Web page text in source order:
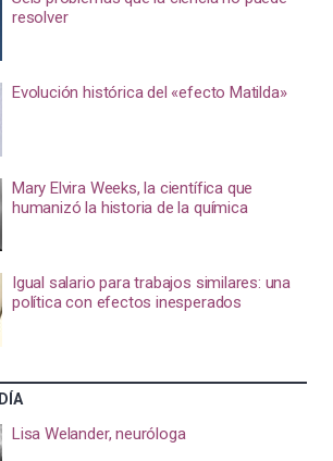
resolver
Evolución histórica del «efecto Matilda»
Mary Elvira Weeks, la científica que
humanizó la historia de la química
Igual salario para trabajos similares: una
política con efectos inesperados
Lisa Welander, neuróloga